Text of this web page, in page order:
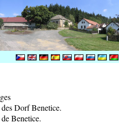
Dorf Benetice.
Benetice.